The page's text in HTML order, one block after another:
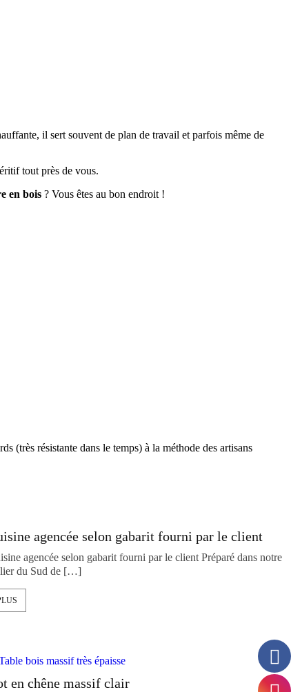
il sert souvent de plan de travail et parfois même de
tout près de vous.
en bois ? Vous êtes au bon endroit !
(très résistante dans le temps) à la méthode des artisans
agencée selon gabarit fourni par le client
agencée selon gabarit fourni par le client Préparé dans notre
du Sud de […]
en chêne massif clair